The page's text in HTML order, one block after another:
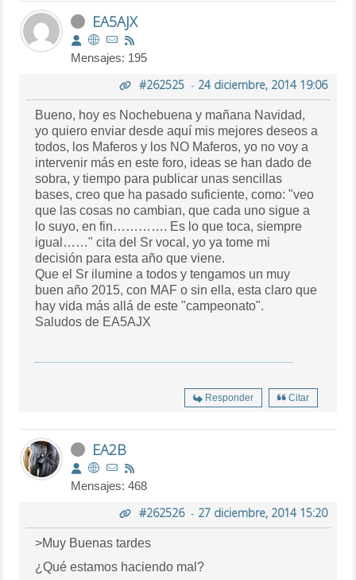
EA5AJX
Mensajes: 195
#262525- 24 diciembre, 2014 19:06
Bueno, hoy es Nochebuena y mañana Navidad,
yo quiero enviar desde aquí mis mejores deseos a
todos, los Maferos y los NO Maferos, yo no voy a
intervenir más en este foro, ideas se han dado de
sobra, y tiempo para publicar unas sencillas
bases, creo que ha pasado suficiente, como: "veo
que las cosas no cambian, que cada uno sigue a
lo suyo, en fin…………. Es lo que toca, siempre
igual……" cita del Sr vocal, yo ya tome mi
decisión para esta año que viene.
Que el Sr ilumine a todos y tengamos un muy
buen año 2015, con MAF o sin ella, esta claro que
hay vida más allá de este "campeonato".
Saludos de EA5AJX
Responder Citar
EA2B
Mensajes: 468
#262526- 27 diciembre, 2014 15:20
>Muy Buenas tardes
¿Qué estamos haciendo mal?